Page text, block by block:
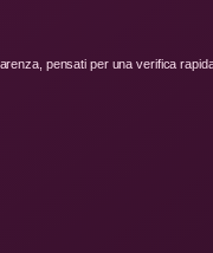
pensati per una verifica